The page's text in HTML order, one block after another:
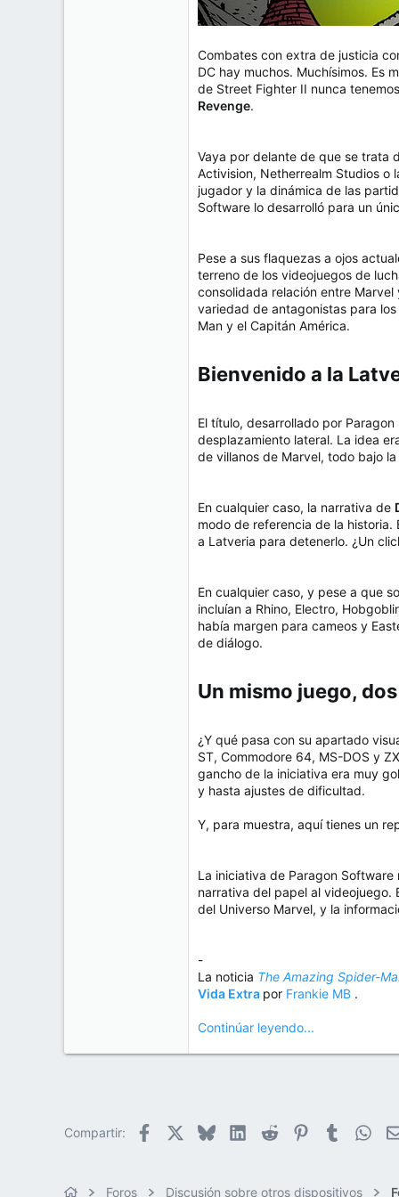
Combates con extra de justicia
DC hay muchos. Muchísimos. Es
de Street Fighter II nunca
Revenge.
Vaya por delante de que se trata
Activision, Netherrealm Studios o
jugador y la dinámica de las
Software lo desarrolló para un
Pese a sus flaquezas a ojos
terreno de los videojuegos de
consolidada relación entre
variedad de antagonistas para
Man y el Capitán América.
Bienvenido a la
El título, desarrollado por
desplazamiento lateral. La idea
de villanos de Marvel, todo bajo
En cualquier caso, la narrativa de
modo de referencia de la
a Latveria para detenerlo. ¿Un
En cualquier caso, y pese a que
incluían a Rhino, Electro,
había margen para cameos y
de diálogo.
Un mismo juego,
¿Y qué pasa con su apartado
ST, Commodore 64, MS-DOS y
gancho de la iniciativa era muy
y hasta ajustes de dificultad.
Y, para muestra, aquí tienes un
La iniciativa de Paragon
narrativa del papel al videojuego.
del Universo Marvel, y la
-
La noticia The Amazing Spider-
Vida Extra por Frankie MB .
Continúar leyendo...
Compartir: Facebook BlueskyLinkedIn
Reddit PinterestTumblr
Foros Discusión sobre otros dispositivos